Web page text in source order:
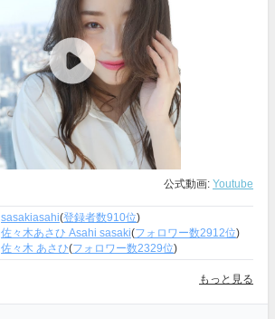
公式動画: Youtube
sasakiasahi(登録者数910位)
佐々木あさひ Asahi sasaki(フォロワー数2912位)
佐々木 あさひ(フォロワー数2329位)
もっと見る